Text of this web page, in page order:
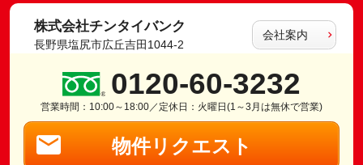
株式会社チンタイバンク
長野県塩尻市広丘吉田1044-2
会社案内
0120-60-3232
営業時間：10:00～18:00／定休日：火曜日(1～3月は無休で営業)
物件リクエスト